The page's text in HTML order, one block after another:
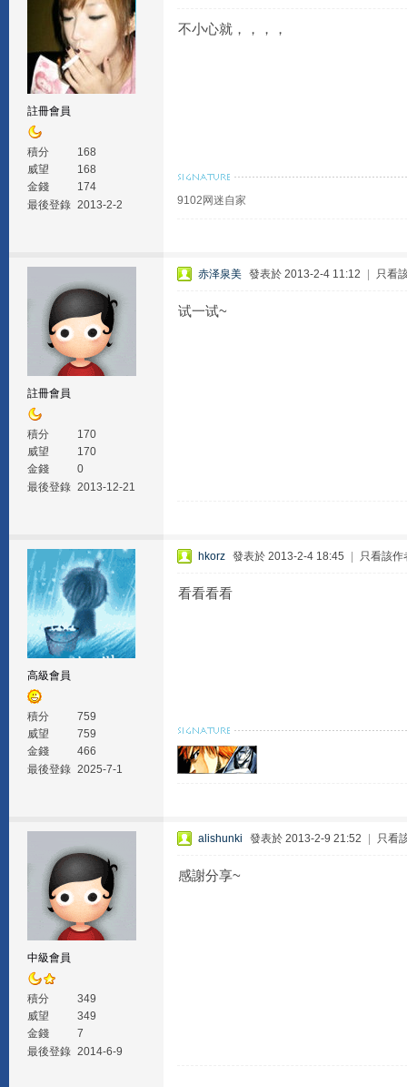
註冊會員
積分
168
威望
168
金錢
174
最後登錄 2013-2-2
不小心就，，，，
9102网迷自家
註冊會員
積分
170
威望
170
金錢
0
最後登錄 2013-12-21
赤泽泉美 發表於 2013-2-4 11:12 只看
试一试~
高級會員
積分
759
威望
759
金錢
466
最後登錄 2025-7-1
hkorz 發表於 2013-2-4 18:45 只看該作
看看看看
中級會員
積分
349
威望
349
金錢
7
最後登錄 2014-6-9
alishunki 發表於 2013-2-9 21:52 只看
感謝分享~